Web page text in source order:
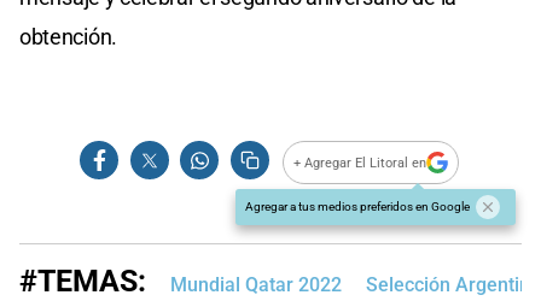
obtención.
+ Agregar El Litoral en
Agregar a tus medios preferidos en Google
#TEMAS: Mundial Qatar 2022 Selección